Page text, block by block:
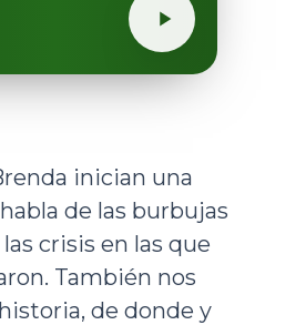
inician una
de las burbujas
crisis en las que
También nos
de donde y